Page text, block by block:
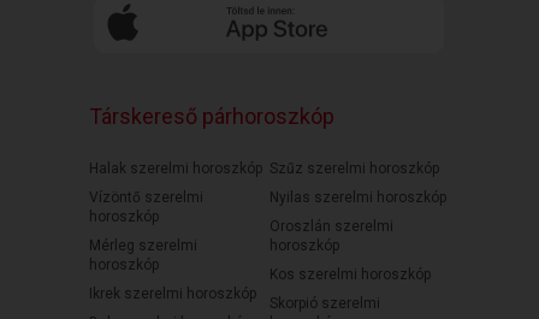
Társkereső párhoroszkóp
Halak szerelmi horoszkóp
Vízöntő szerelmi
horoszkóp
Mérleg szerelmi
horoszkóp
Ikrek szerelmi horoszkóp
Szűz szerelmi horoszkóp
Nyilas szerelmi horoszkóp
Oroszlán szerelmi
horoszkóp
Kos szerelmi horoszkóp
Skorpió szerelmi